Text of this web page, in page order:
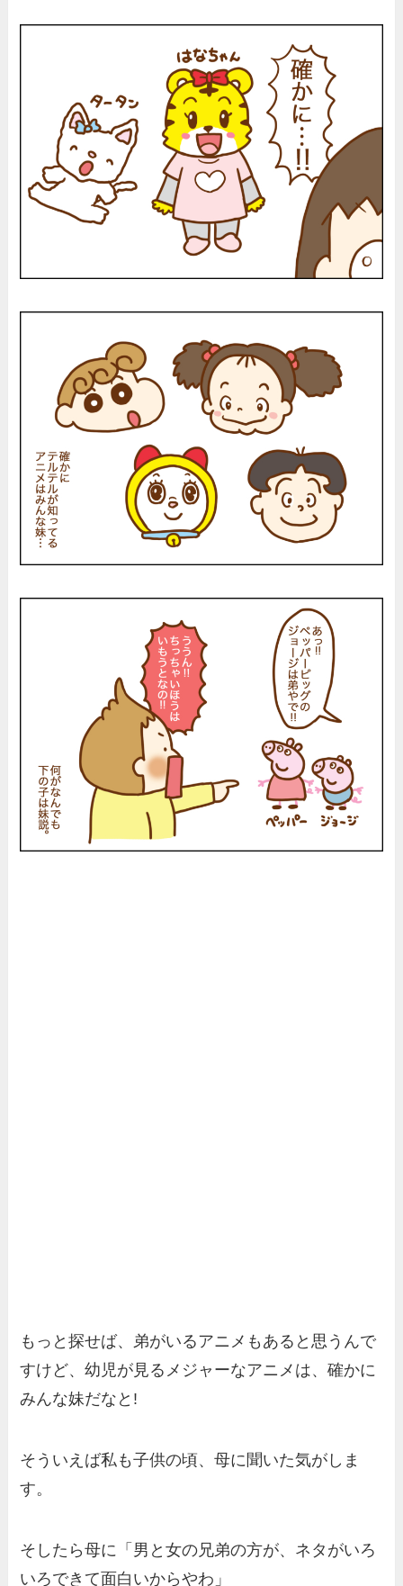
もっと探せば、弟がいるアニメもあると思うんで
すけど、幼児が見るメジャーなアニメは、確かに
みんな妹だなと!
そういえば私も子供の頃、母に聞いた気がしま
す。
そしたら母に「男と女の兄弟の方が、ネタがいろ
いろできて面白いからやわ」